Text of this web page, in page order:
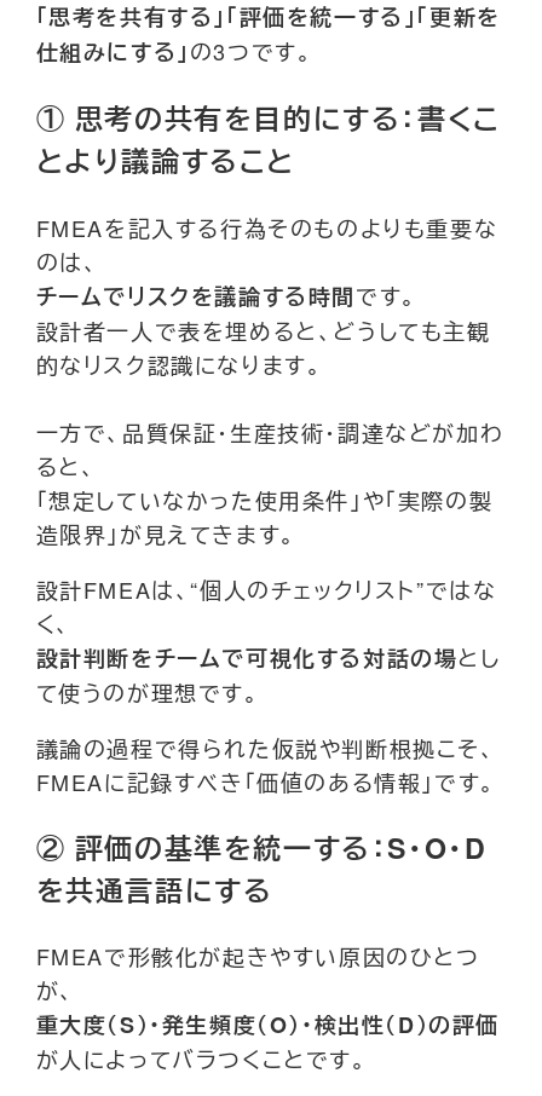
「思考を共有する」「評価を統一する」「更新を
仕組みにする」の3つです。
① 思考の共有を目的にする：書くこ
とより議論すること
FMEAを記入する行為そのものよりも重要な
のは、
チームでリスクを議論する時間です。
設計者一人で表を埋めると、どうしても主観
的なリスク認識になります。
一方で、品質保証・生産技術・調達などが加わ
ると、
「想定していなかった使用条件」や「実際の製
造限界」が見えてきます。
設計FMEAは、“個人のチェックリスト”ではな
く、
設計判断をチームで可視化する対話の場とし
て使うのが理想です。
議論の過程で得られた仮説や判断根拠こそ、
FMEAに記録すべき「価値のある情報」です。
② 評価の基準を統一する：S・O・D
を共通言語にする
FMEAで形骸化が起きやすい原因のひとつ
が、
重大度（S）・発生頻度（O）・検出性（D）の評価
が人によってバラつくことです。